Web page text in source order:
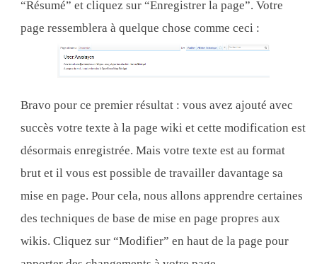
“Résumé” et cliquez sur “Enregistrer la page”. Votre
page ressemblera à quelque chose comme ceci :
Bravo pour ce premier résultat : vous avez ajouté avec
succès votre texte à la page wiki et cette modification est
désormais enregistrée. Mais votre texte est au format
brut et il vous est possible de travailler davantage sa
mise en page. Pour cela, nous allons apprendre certaines
des techniques de base de mise en page propres aux
wikis. Cliquez sur “Modifier” en haut de la page pour